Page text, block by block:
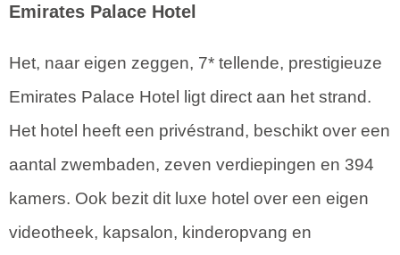
Emirates Palace Hotel
Het, naar eigen zeggen, 7* tellende, prestigieuze
Emirates Palace Hotel ligt direct aan het strand.
Het hotel heeft een privéstrand, beschikt over een
aantal zwembaden, zeven verdiepingen en 394
kamers. Ook bezit dit luxe hotel over een eigen
videotheek, kapsalon, kinderopvang en